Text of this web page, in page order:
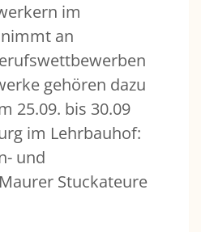
im
an
gehören dazu
25.09. bis 30.09
im Lehrbauhof:
und
Stuckateure